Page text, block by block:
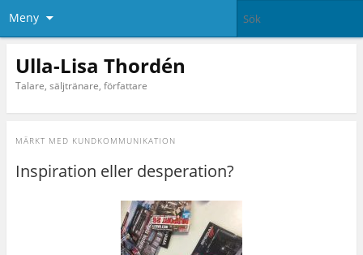
Meny
Ulla-Lisa Thordén
Talare, säljtränare, författare
MÄRKT MED KUNDKOMMUNIKATION
Inspiration eller desperation?